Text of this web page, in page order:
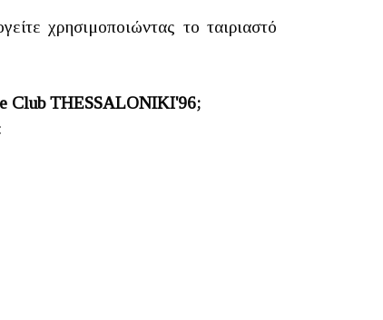
χρησιμοποιώντας το ταιριαστό
Club THESSALONIKI'96;